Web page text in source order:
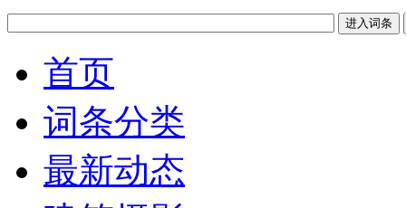
首页
词条分类
最新动态